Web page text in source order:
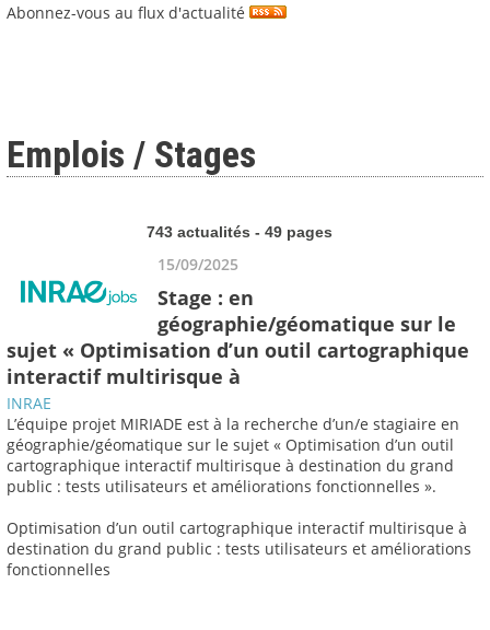
Abonnez-vous au flux d'actualité
Emplois / Stages
743 actualités - 49 pages
15/09/2025
Stage : en
géographie/géomatique sur le
sujet « Optimisation d’un outil cartographique
interactif multirisque à
INRAE
L’équipe projet MIRIADE est à la recherche d’un/e stagiaire en
géographie/géomatique sur le sujet « Optimisation d’un outil
cartographique interactif multirisque à destination du grand
public : tests utilisateurs et améliorations fonctionnelles ».
Optimisation d’un outil cartographique interactif multirisque à
destination du grand public : tests utilisateurs et améliorations
fonctionnelles